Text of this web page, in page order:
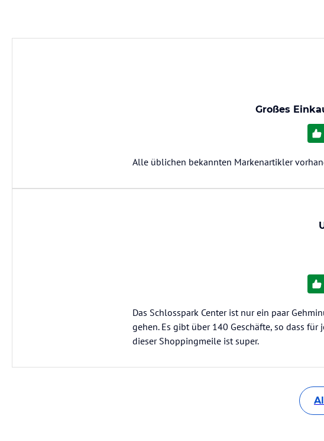
Großes
Alle üblichen bekannten Markenartikler
Das Schlosspark Center ist nur ein paar
gehen. Es gibt über 140 Geschäfte, so dass
dieser Shoppingmeile ist super.